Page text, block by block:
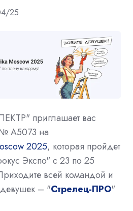
25
приглашает вас
№ A5073 на
2025, которая пройдет
Экспо" с 23 по 25
всей командой и
девушек – "Стрелец-ПРО"